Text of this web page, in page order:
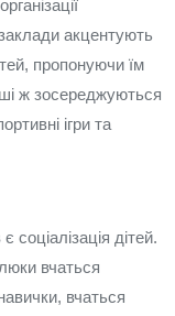
акцентують
пропонуючи їм
ж зосереджуються
ігри та
соціалізація дітей.
вчаться
вчаться